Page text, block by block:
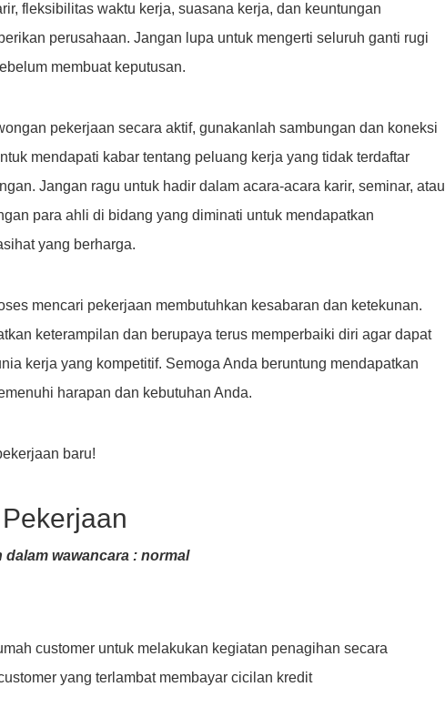
fleksibilitas waktu kerja, suasana kerja, dan keuntungan
perusahaan. Jangan lupa untuk mengerti seluruh ganti rugi
membuat keputusan.
pekerjaan secara aktif, gunakanlah sambungan dan koneksi
mendapati kabar tentang peluang kerja yang tidak terdaftar
Jangan ragu untuk hadir dalam acara-acara karir, seminar, atau
para ahli di bidang yang diminati untuk mendapatkan
yang berharga.
mencari pekerjaan membutuhkan kesabaran dan ketekunan.
keterampilan dan berupaya terus memperbaiki diri agar dapat
kerja yang kompetitif. Semoga Anda beruntung mendapatkan
harapan dan kebutuhan Anda.
baru!
wawancara : normal
customer untuk melakukan kegiatan penagihan secara
yang terlambat membayar cicilan kredit